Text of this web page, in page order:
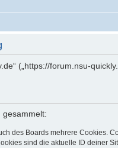
(„https://forum.nsu-
gesammelt:
des Boards mehrere Cookies.
sind die aktuelle ID deiner